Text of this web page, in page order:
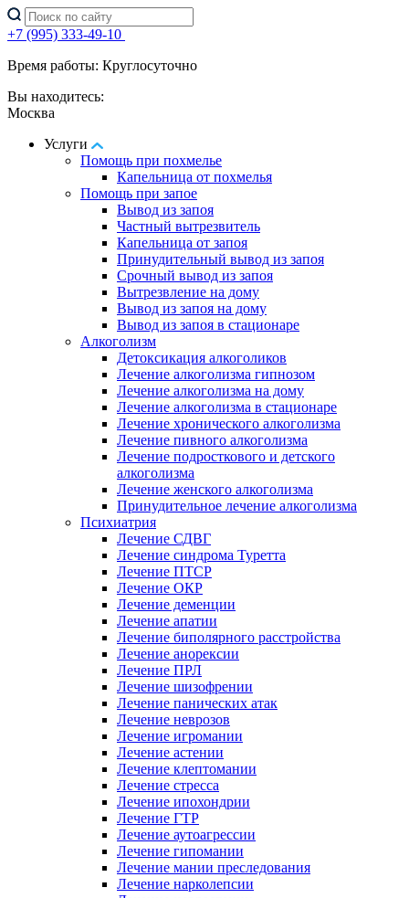
+7 (995) 333-49-10
Время работы: Круглосуточно
Вы находитесь:
Москва
Услуги
Помощь при похмелье
Капельница от похмелья
Помощь при запое
Вывод из запоя
Частный вытрезвитель
Капельница от запоя
Принудительный вывод из запоя
Срочный вывод из запоя
Вытрезвление на дому
Вывод из запоя на дому
Вывод из запоя в стационаре
Алкоголизм
Детоксикация алкоголиков
Лечение алкоголизма гипнозом
Лечение алкоголизма на дому
Лечение алкоголизма в стационаре
Лечение хронического алкоголизма
Лечение пивного алкоголизма
Лечение подросткового и детского
алкоголизма
Лечение женского алкоголизма
Принудительное лечение алкоголизма
Психиатрия
Лечение СДВГ
Лечение синдрома Туретта
Лечение ПТСР
Лечение ОКР
Лечение деменции
Лечение апатии
Лечение биполярного расстройства
Лечение анорексии
Лечение ПРЛ
Лечение шизофрении
Лечение панических атак
Лечение неврозов
Лечение игромании
Лечение астении
Лечение клептомании
Лечение стресса
Лечение ипохондрии
Лечение ГТР
Лечение аутоагрессии
Лечение гипомании
Лечение мании преследования
Лечение нарколепсии